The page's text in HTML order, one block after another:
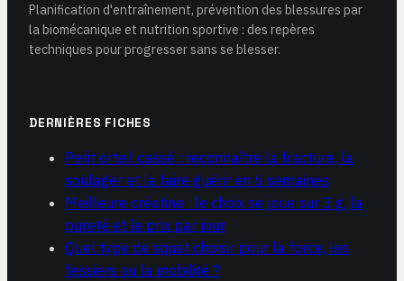
Planification d'entraînement, prévention des blessures par
la biomécanique et nutrition sportive : des repères
techniques pour progresser sans se blesser.
DERNIÈRES FICHES
Petit orteil cassé : reconnaître la fracture, la
soulager et la faire guérir en 6 semaines
Meilleure créatine : le choix se joue sur 3 g, la
pureté et le prix par jour
Quel type de squat choisir pour la force, les
fessiers ou la mobilité ?